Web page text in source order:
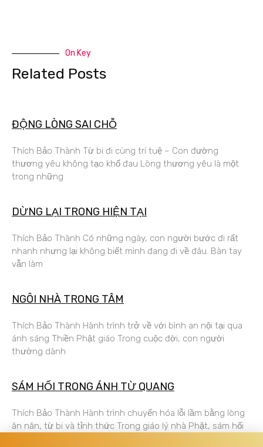
On Key
Related Posts
ĐỘNG LÒNG SAI CHỖ
Thích Bảo Thành Từ bi đi cùng trí tuệ – Con đường
thương yêu không tạo khổ đau Lòng thương yêu là một
trong những
DỪNG LẠI TRONG HIỆN TẠI
Thích Bảo Thành Có những ngày, con người bước đi rất
nhanh nhưng lại không biết mình đang đi về đâu. Bàn tay
vẫn làm
NGÔI NHÀ TRONG TÂM
Thích Bảo Thành Hành trình trở về với bình an nội tại qua
ánh sáng Thiền Phật giáo Trong cuộc đời, con người
thường dành
SÁM HỐI TRONG ÁNH TỪ QUANG
Thích Bảo Thành Hành trình chuyển hóa lỗi lầm bằng lòng
ăn năn, từ bi và tỉnh thức Trong giáo lý nhà Phật, sám hối